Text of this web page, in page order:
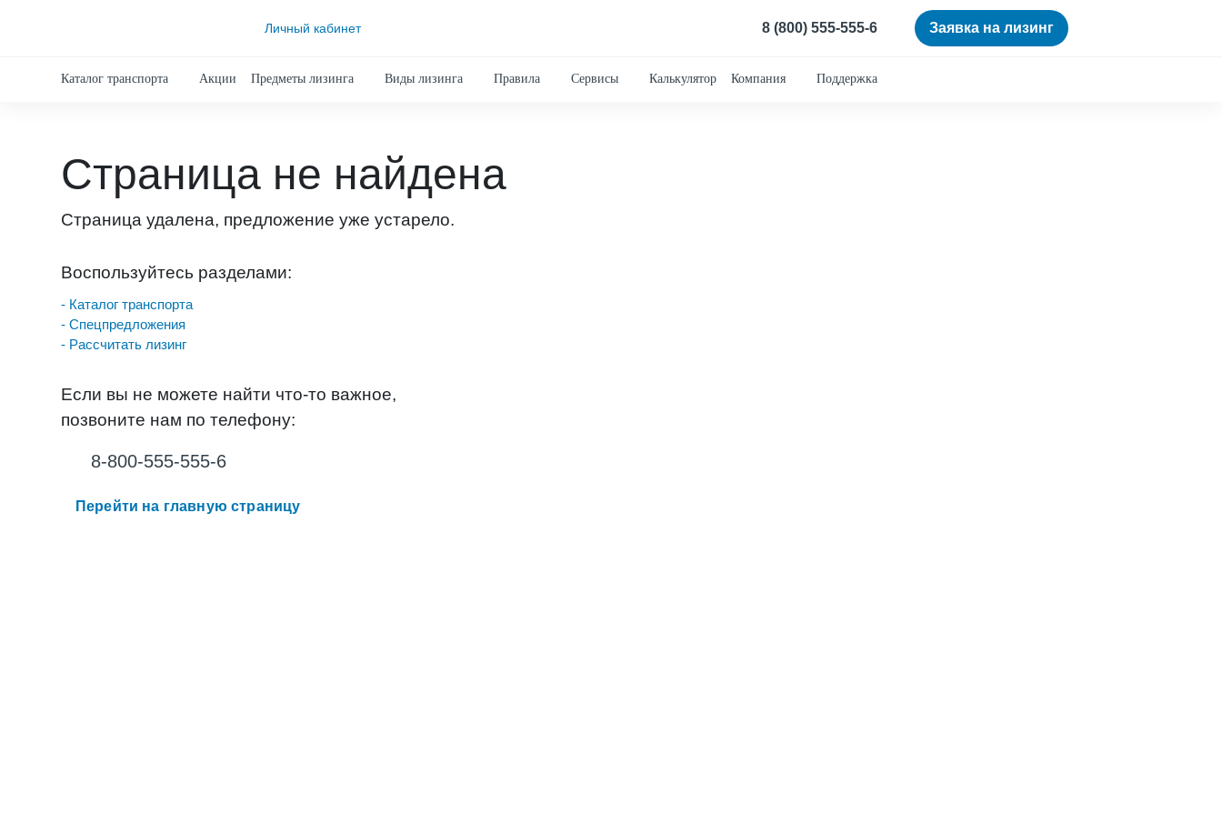
Личный кабинет 8 (800) 555-555-6 Заявка на лизинг
Каталог транспорта Акции Предметы лизинга Виды лизинга Правила Сервисы Калькулятор Компания Поддержка
Страница не найдена
Страница удалена, предложение уже устарело.
Воспользуйтесь разделами:
- Каталог транспорта
- Спецпредложения
- Рассчитать лизинг
Если вы не можете найти что-то важное,
позвоните нам по телефону:
8-800-555-555-6
Перейти на главную страницу